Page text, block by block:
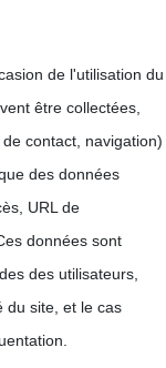
de l'utilisation du
être collectées,
contact, navigation)
des données
URL de
données sont
des utilisateurs,
du site, et le cas